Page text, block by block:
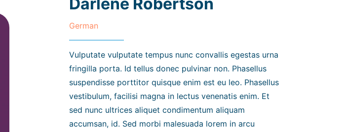
German
Vulputate vulputate tempus nunc convallis egestas urna
fringilla porta. Id tellus donec pulvinar non. Phasellus
suspendisse porttitor quisque enim est eu leo. Phasellus
vestibulum, facilisi magna in lectus venenatis enim. Et
sed nunc ultrices aliquet condimentum aliquam
accumsan, id. Sed morbi malesuada lorem in arcu